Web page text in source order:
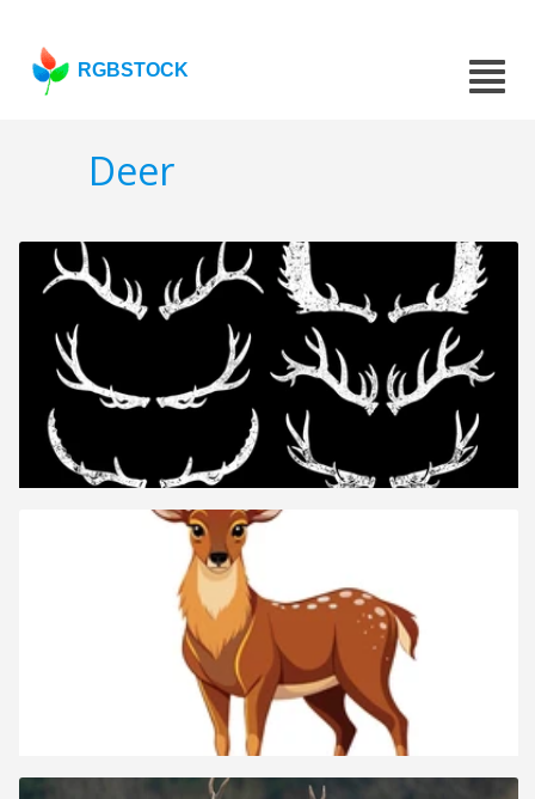
RGBSTOCK
Deer